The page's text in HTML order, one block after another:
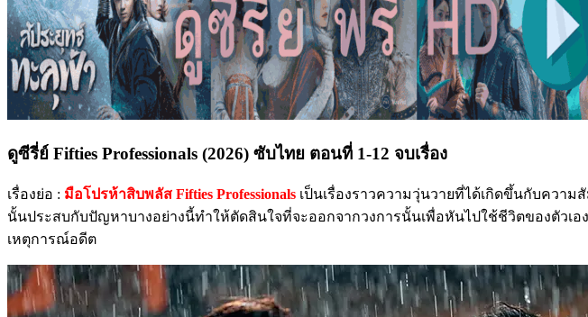
ดูซีรี่ย์ Fifties Professionals (2026) ซับไทย ตอนที่ 1-12 จบเรื่อง
เรื่องย่อ : มือโปรห้าสิบพลัส Fifties Professionals เป็นเรื่องราวความวุ่นวายที่ได้เกิดขึ้นกับควา
นั้นประสบกับปัญหาบางอย่างนี้ทำให้ตัดสินใจที่จะออกจากวงการนั้นเพื่อหันไปใช้ชีวิตของตัว
เหตุการณ์อดีต